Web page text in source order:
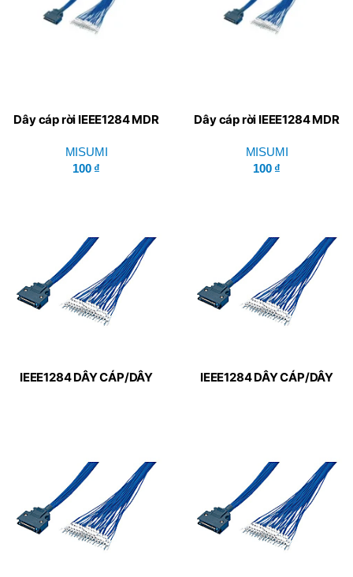
Dây cáp rời IEEE1284 MDR
MISUMI
100 ₫
Dây cáp rời IEEE1284 MDR
MISUMI
100 ₫
IEEE1284 DÂY CÁP/DÂY
IEEE1284 DÂY CÁP/DÂY